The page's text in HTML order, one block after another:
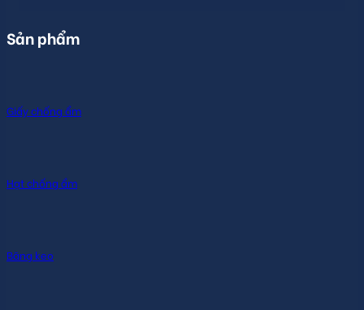
Sản phẩm
Giấy chống ẩm
Hạt chống ẩm
Băng keo